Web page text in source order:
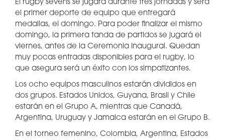
El rugby sevens se jugará durante tres jornadas y será
el primer deporte de equipo que entregará
medallas, el domingo. Para poder finalizar el mismo
domingo, la primera tanda de partidos se jugará el
viernes, antes de la Ceremonia Inaugural. Quedan
muy pocas entradas disponibles para el rugby, lo
que asegura será un éxito con los simpatizantes.
Los ocho equipos masculinos estarán divididos en
dos grupos. Estados Unidos, Guyana, Brasil y Chile
estarán en el Grupo A, mientras que Canadá,
Argentina, Uruguay y Jamaica estarán en el Grupo B.
En el torneo femenino, Colombia, Argentina, Estados